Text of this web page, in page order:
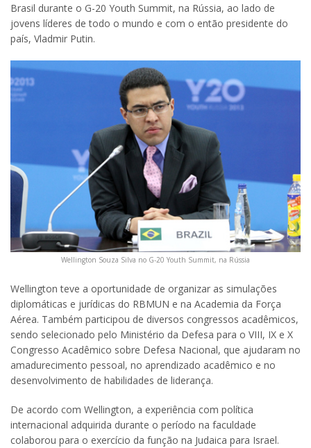
Brasil durante o G-20 Youth Summit, na Rússia, ao lado de
jovens líderes de todo o mundo e com o então presidente do
país, Vladmir Putin.
Wellington Souza Silva no G-20 Youth Summit, na Rússia
Wellington teve a oportunidade de organizar as simulações
diplomáticas e jurídicas do RBMUN e na Academia da Força
Aérea. Também participou de diversos congressos acadêmicos,
sendo selecionado pelo Ministério da Defesa para o VIII, IX e X
Congresso Acadêmico sobre Defesa Nacional, que ajudaram no
amadurecimento pessoal, no aprendizado acadêmico e no
desenvolvimento de habilidades de liderança.
De acordo com Wellington, a experiência com política
internacional adquirida durante o período na faculdade
colaborou para o exercício da função na Judaica para Israel.